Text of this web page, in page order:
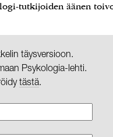
tutkijoiden äänen
täysversioon.
Psykologia-lehti.
tästä.